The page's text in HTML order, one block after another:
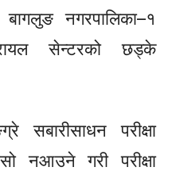
नगरपालिका–१
सेन्टरको छड्के
सबारीसाधन परीक्षा
नआउने गरी परीक्षा